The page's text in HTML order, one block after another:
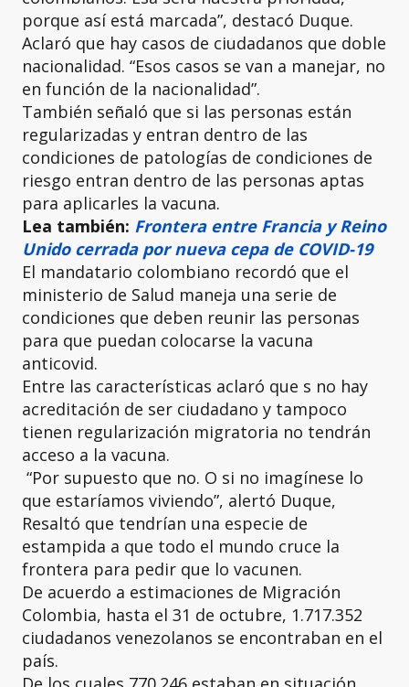
porque así está marcada”, destacó Duque.
Aclaró que hay casos de ciudadanos que doble
nacionalidad. “Esos casos se van a manejar, no
en función de la nacionalidad”.
También señaló que si las personas están
regularizadas y entran dentro de las
condiciones de patologías de condiciones de
riesgo entran dentro de las personas aptas
para aplicarles la vacuna.
Lea también: Frontera entre Francia y Reino
Unido cerrada por nueva cepa de COVID-19
El mandatario colombiano recordó que el
ministerio de Salud maneja una serie de
condiciones que deben reunir las personas
para que puedan colocarse la vacuna
anticovid.
Entre las características aclaró que s no hay
acreditación de ser ciudadano y tampoco
tienen regularización migratoria no tendrán
acceso a la vacuna.
“Por supuesto que no. O si no imagínese lo
que estaríamos viviendo”, alertó Duque,
Resaltó que tendrían una especie de
estampida a que todo el mundo cruce la
frontera para pedir que lo vacunen.
De acuerdo a estimaciones de Migración
Colombia, hasta el 31 de octubre, 1.717.352
ciudadanos venezolanos se encontraban en el
país.